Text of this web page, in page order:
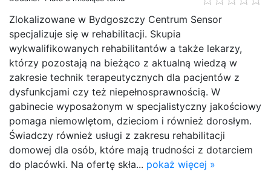
Zlokalizowane w Bydgoszczy Centrum Sensor
specjalizuje się w rehabilitacji. Skupia
wykwalifikowanych rehabilitantów a także lekarzy,
którzy pozostają na bieżąco z aktualną wiedzą w
zakresie technik terapeutycznych dla pacjentów z
dysfunkcjami czy też niepełnosprawnością. W
gabinecie wyposażonym w specjalistyczny jakościowy
pomaga niemowlętom, dzieciom i również dorosłym.
Świadczy również usługi z zakresu rehabilitacji
domowej dla osób, które mają trudności z dotarciem
do placówki. Na ofertę skła... pokaż więcej »